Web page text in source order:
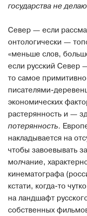
государства не
Север — если
онтологически —
«меньше слов,
если русский Север
то самое
писателями-
экономических
растерянность и —
потерянность.
накладывается на
чтобы завоевывать
молчание,
кинематографа
кстати, когда-то
на ландшафт
собственных